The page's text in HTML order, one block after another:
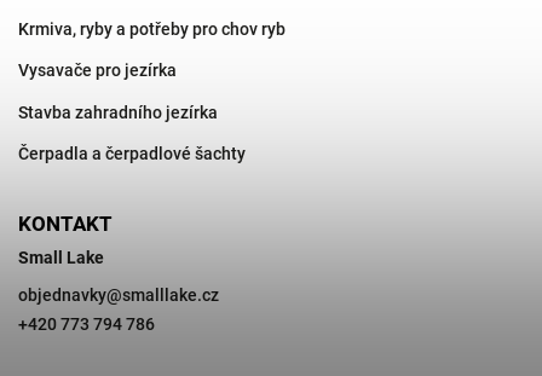
Krmiva, ryby a potřeby pro chov ryb
Vysavače pro jezírka
Stavba zahradního jezírka
Čerpadla a čerpadlové šachty
KONTAKT
Small Lake
objednavky@smalllake.cz
+420 773 794 786